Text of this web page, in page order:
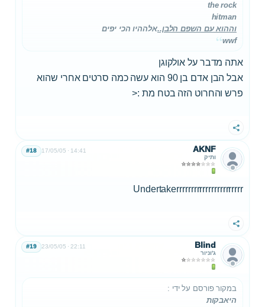
the rock
hitman
וההוא עם השפם הלבן..אלההיו הכי יפים
wwf
אתה מדבר על אולקוגן
אבל הבן אדם בן 90 הוא עשה כמה סרטים אחרי שהוא
פרש והחרוט הזה בטח מת :<
שתף
AKNF
ותיק
17/05/05 14:41
#18
Undertakerrrrrrrrrrrrrrrrrrrrrrr
שתף
Blind
ג'וניור
23/05/05 22:11
#19
במקור פורסם על ידי :
היאבקות